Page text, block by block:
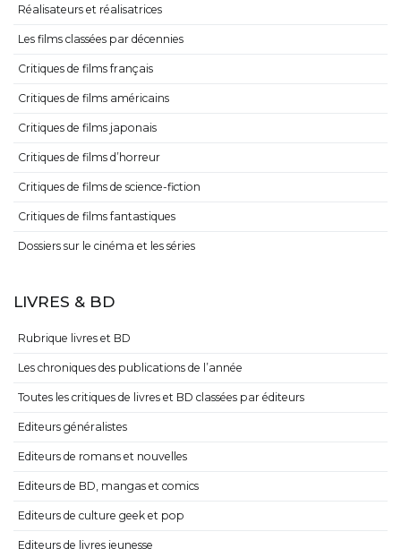
Réalisateurs et réalisatrices
Les films classées par décennies
Critiques de films français
Critiques de films américains
Critiques de films japonais
Critiques de films d’horreur
Critiques de films de science-fiction
Critiques de films fantastiques
Dossiers sur le cinéma et les séries
LIVRES & BD
Rubrique livres et BD
Les chroniques des publications de l’année
Toutes les critiques de livres et BD classées par éditeurs
Editeurs généralistes
Editeurs de romans et nouvelles
Editeurs de BD, mangas et comics
Editeurs de culture geek et pop
Editeurs de livres jeunesse